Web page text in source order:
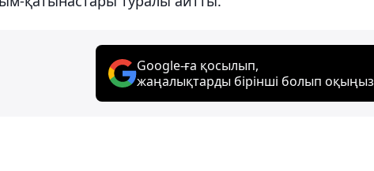
Google-ға қосылып,
жаңалықтарды бірінші болып оқыңыз